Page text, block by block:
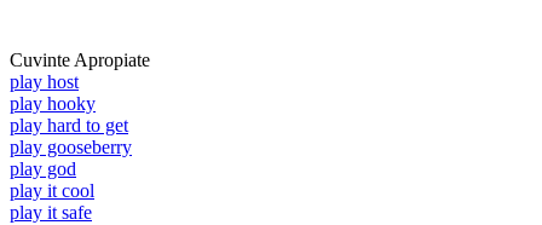
Cuvinte Apropiate
play host
play hooky
play hard to get
play gooseberry
play god
play it cool
play it safe